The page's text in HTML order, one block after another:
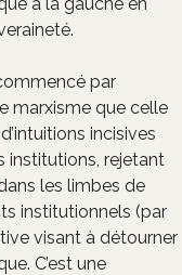
par
marxisme que celle
incisives
institutions, rejetant
les limbes de
institutionnels (par
visant à détourner
C’est une